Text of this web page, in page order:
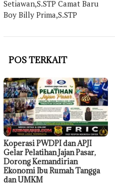
Setiawan,S.STP Camat Baru
Boy Billy Prima,S.STP
POS TERKAIT
Koperasi PWDPI dan APJI
Gelar Pelatihan Jajan Pasar,
Dorong Kemandirian
Ekonomi Ibu Rumah Tangga
dan UMKM